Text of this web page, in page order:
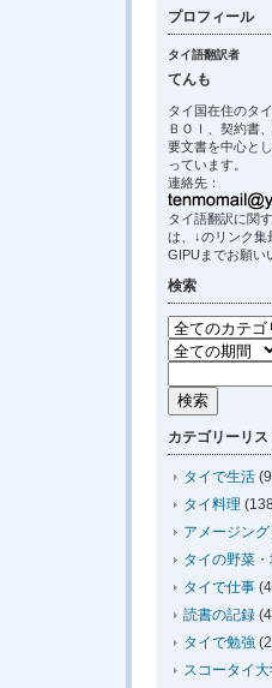
プロフィール
タイ語翻訳者
てんも
タイ国在住のタ
ＢＯＩ、契約書
要文書を中心と
っています。
連絡先：
タイ語翻訳に関
は、↓のリンク集
GIPUまでお願い
検索
カテゴリーリス
タイで生活
タイ料理
アメージン
タイの野菜
タイで仕事
読書の記録
タイで勉強
スコータイ